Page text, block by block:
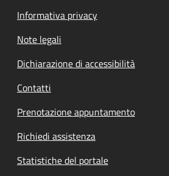
Informativa privacy
Note legali
Dichiarazione di accessibilità
Contatti
Prenotazione appuntamento
Richiedi assistenza
Statistiche del portale